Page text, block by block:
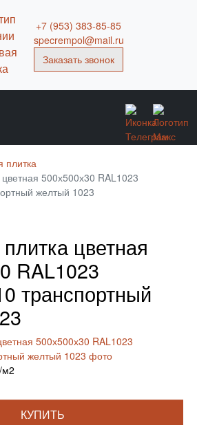
плитка
500х500х30 RAL1023
желтый 1023
цветная
RAL1023
транспортный
м2
КУПИТЬ
+7 (953) 383-85-85
specrempol@mail.ru
Заказать звонок